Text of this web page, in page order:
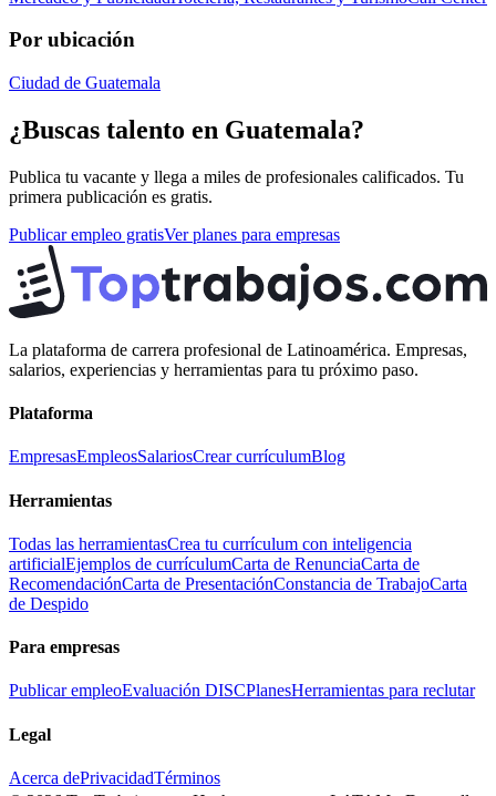
Por ubicación
Ciudad de Guatemala
¿Buscas talento en Guatemala?
Publica tu vacante y llega a miles de profesionales calificados. Tu
primera publicación es gratis.
Publicar empleo gratisVer planes para empresas
La plataforma de carrera profesional de Latinoamérica. Empresas,
salarios, experiencias y herramientas para tu próximo paso.
Plataforma
EmpresasEmpleosSalariosCrear currículumBlog
Herramientas
Todas las herramientasCrea tu currículum con inteligencia
artificialEjemplos de currículumCarta de RenunciaCarta de
RecomendaciónCarta de PresentaciónConstancia de TrabajoCarta
de Despido
Para empresas
Publicar empleoEvaluación DISCPlanesHerramientas para reclutar
Legal
Acerca dePrivacidadTérminos